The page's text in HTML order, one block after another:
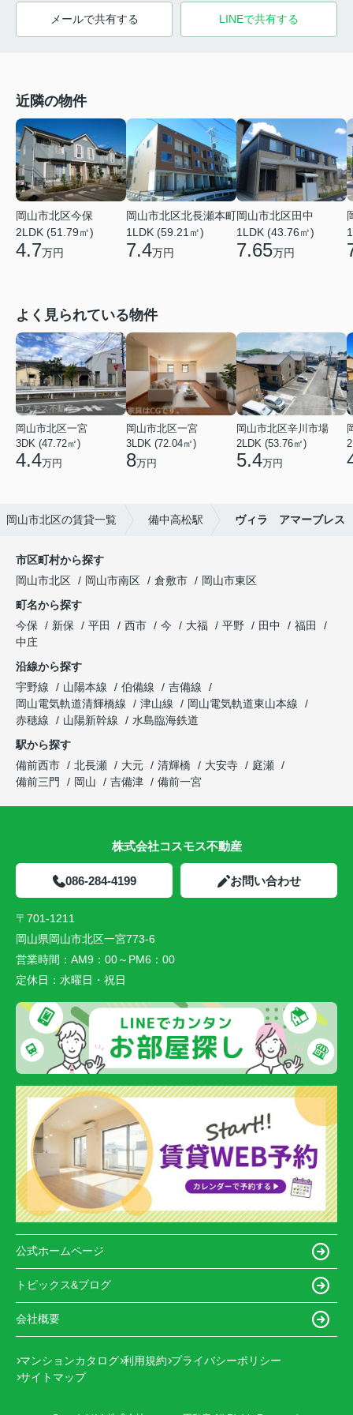
メールで共有する LINEで共有する
近隣の物件
岡山市北区今保
2LDK (51.79㎡)
4.7万円
岡山市北区北長瀬本町
1LDK (59.21㎡)
7.4万円
岡山市北区田中
1LDK (43.76㎡)
7.65万円
よく見られている物件
岡山市北区一宮
3DK (47.72㎡)
4.4万円
岡山市北区一宮
3LDK (72.04㎡)
8万円
岡山市北区辛川市場
2LDK (53.76㎡)
5.4万円
岡山市北区の賃貸一覧 備中高松駅 ヴィラ アマーブレス
市区町村から探す
岡山市北区
岡山市南区 倉敷市
岡山市東区
町名から探す
今保
新保 平田 西市 今 大福 平野 田中
福田
中庄
沿線から探す
宇野線
山陽本線 伯備線
吉備線
岡山電気軌道清輝橋線
津山線
岡山電気軌道東山本線
赤穂線
山陽新幹線
水島臨海鉄道
駅から探す
備前西市
北長瀬 大元 清輝橋 大安寺
庭瀬
備前三門
岡山 吉備津 備前一宮
株式会社コスモス不動産
086-284-4199 お問い合わせ
〒701-1211
岡山県岡山市北区一宮773-6
営業時間： AM9：00～PM6：00
定休日： 水曜日・祝日
公式ホームページ
トピックス&ブログ
会社概要
マンションカタログ 利用規約 プライバシーポリシー
サイトマップ